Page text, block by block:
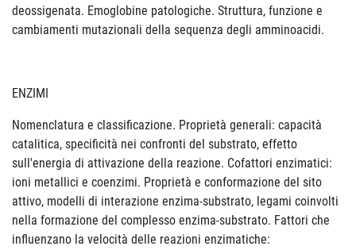
deossigenata. Emoglobine patologiche. Struttura, funzione e
cambiamenti mutazionali della sequenza degli amminoacidi.
ENZIMI
Nomenclatura e classificazione. Proprietà generali: capacità
catalitica, specificità nei confronti del substrato, effetto
sull'energia di attivazione della reazione. Cofattori enzimatici:
ioni metallici e coenzimi. Proprietà e conformazione del sito
attivo, modelli di interazione enzima-substrato, legami coinvolti
nella formazione del complesso enzima-substrato. Fattori che
influenzano la velocità delle reazioni enzimatiche: